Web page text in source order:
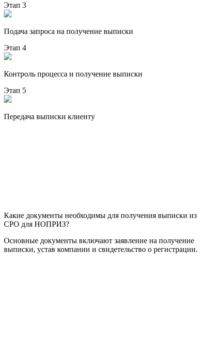
Этап 3
Подача запроса на получение выписки
Этап 4
Контроль процесса и получение выписки
Этап 5
Передача выписки клиенту
Какие документы необходимы для получения выписки из
СРО для НОПРИЗ?
Основные документы включают заявление на получение
выписки, устав компании и свидетельство о регистрации.